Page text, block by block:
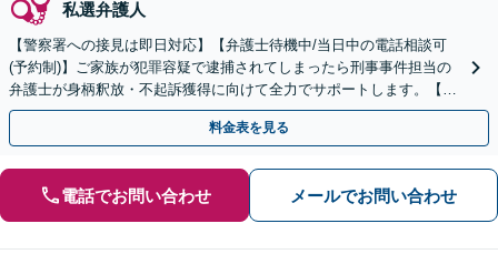
私選弁護人
【警察署への接見は即日対応】【弁護士待機中/当日中の電話相談可
(予約制)】ご家族が犯罪容疑で逮捕されてしまったら刑事事件担当の
弁護士が身柄釈放・不起訴獲得に向けて全力でサポートします。【毎
月100名以上の相談実績】【全国対応】
料金表を見る
電話でお問い合わせ メールでお問い合わせ